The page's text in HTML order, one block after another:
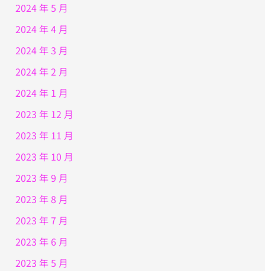
2024 年 5 月
2024 年 4 月
2024 年 3 月
2024 年 2 月
2024 年 1 月
2023 年 12 月
2023 年 11 月
2023 年 10 月
2023 年 9 月
2023 年 8 月
2023 年 7 月
2023 年 6 月
2023 年 5 月